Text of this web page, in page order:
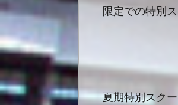
限定での特別
夏期特別スク